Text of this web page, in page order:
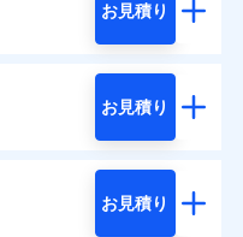
お見積り
お見積り
お見積り